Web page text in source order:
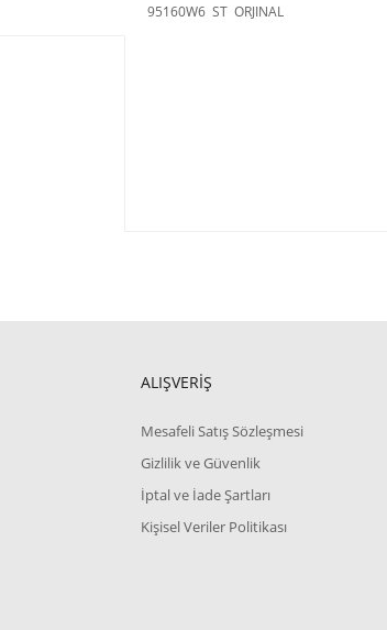
95160W6 ST ORJINAL
ALIŞVERİŞ
Mesafeli Satış Sözleşmesi
Gizlilik ve Güvenlik
İptal ve İade Şartları
Kişisel Veriler Politikası